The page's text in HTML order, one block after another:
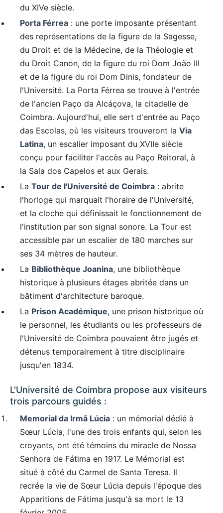
du XIVe siècle.
Porta Férrea : une porte imposante présentant
des représentations de la figure de la Sagesse,
du Droit et de la Médecine, de la Théologie et
du Droit Canon, de la figure du roi Dom João III
et de la figure du roi Dom Dinis, fondateur de
l'Université. La Porta Férrea se trouve à l'entrée
de l'ancien Paço da Alcáçova, la citadelle de
Coimbra. Aujourd'hui, elle sert d'entrée au Paço
das Escolas, où les visiteurs trouveront la Via
Latina, un escalier imposant du XVIIe siècle
conçu pour faciliter l'accès au Paço Reitoral, à
la Sala dos Capelos et aux Gerais.
La Tour de l'Université de Coimbra : abrite
l'horloge qui marquait l'horaire de l'Université,
et la cloche qui définissait le fonctionnement de
l'institution par son signal sonore. La Tour est
accessible par un escalier de 180 marches sur
ses 34 mètres de hauteur.
La Bibliothèque Joanina, une bibliothèque
historique à plusieurs étages abritée dans un
bâtiment d'architecture baroque.
La Prison Académique, une prison historique où
le personnel, les étudiants ou les professeurs de
l'Université de Coimbra pouvaient être jugés et
détenus temporairement à titre disciplinaire
jusqu'en 1834.
L'Université de Coimbra propose aux visiteurs
trois parcours guidés :
Memorial da Irmã Lúcia : un mémorial dédié à
Sœur Lúcia, l'une des trois enfants qui, selon les
croyants, ont été témoins du miracle de Nossa
Senhora de Fátima en 1917. Le Mémorial est
situé à côté du Carmel de Santa Teresa. Il
recrée la vie de Sœur Lúcia depuis l'époque des
Apparitions de Fátima jusqu'à sa mort le 13